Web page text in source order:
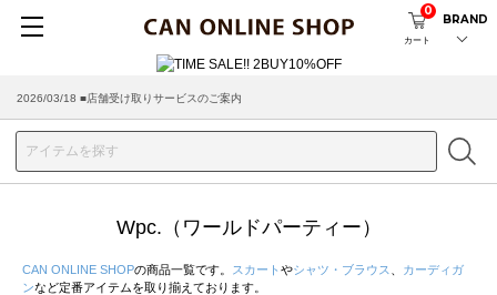
カート
0
BRAND
2026/03/18 ■店舗受け取りサービスのご案内
Wpc.（ワールドパーティー）
CAN ONLINE SHOPの商品一覧です。 スカート やシャツ・ブラウス
カーディガ
ンなど定番アイテムを取り揃えております。